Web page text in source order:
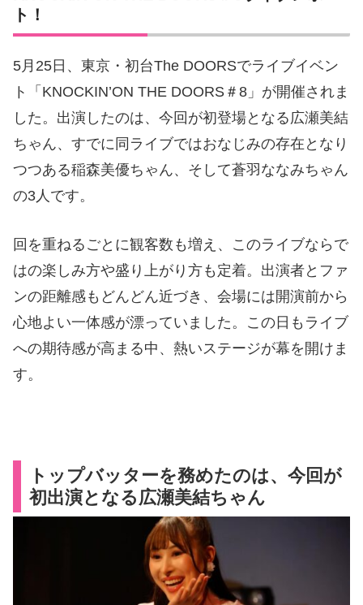
ト！
5月25日、東京・初台The DOORSでライブイベン
ト「KNOCKIN’ON THE DOORS＃8」が開催されま
した。出演したのは、今回が初登場となる広瀬美結
ちゃん、すでに同ライブではおなじみの存在となり
つつある稲森美優ちゃん、そして蒼羽ななみちゃん
の3人です。
回を重ねるごとに観客数も増え、このライブならで
はの楽しみ方や盛り上がり方も定着。出演者とファ
ンの距離感もどんどん近づき、会場には開演前から
心地よい一体感が漂っていました。この日もライブ
への期待感が高まる中、熱いステージが幕を開けま
す。
トップバッターを務めたのは、今回が
初出演となる広瀬美結ちゃん